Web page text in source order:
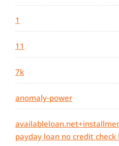
1
11
7k
anomaly-power
payday loan no credit check